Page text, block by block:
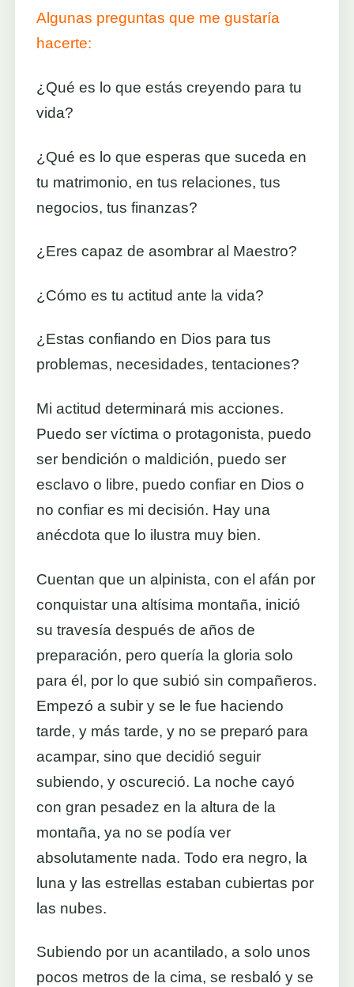
Algunas preguntas que me gustaría
hacerte:
¿Qué es lo que estás creyendo para tu
vida?
¿Qué es lo que esperas que suceda en
tu matrimonio, en tus relaciones, tus
negocios, tus finanzas?
¿Eres capaz de asombrar al Maestro?
¿Cómo es tu actitud ante la vida?
¿Estas confiando en Dios para tus
problemas, necesidades, tentaciones?
Mi actitud determinará mis acciones.
Puedo ser víctima o protagonista, puedo
ser bendición o maldición, puedo ser
esclavo o libre, puedo confiar en Dios o
no confiar es mi decisión. Hay una
anécdota que lo ilustra muy bien.
Cuentan que un alpinista, con el afán por
conquistar una altísima montaña, inició
su travesía después de años de
preparación, pero quería la gloria solo
para él, por lo que subió sin compañeros.
Empezó a subir y se le fue haciendo
tarde, y más tarde, y no se preparó para
acampar, sino que decidió seguir
subiendo, y oscureció. La noche cayó
con gran pesadez en la altura de la
montaña, ya no se podía ver
absolutamente nada. Todo era negro, la
luna y las estrellas estaban cubiertas por
las nubes.
Subiendo por un acantilado, a solo unos
pocos metros de la cima, se resbaló y se